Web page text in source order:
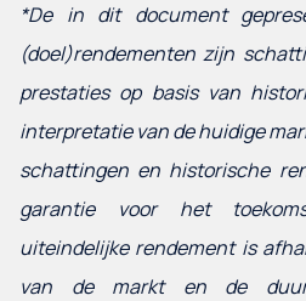
*De in dit document
(doel)rendementen zijn
prestaties op basis van
interpretatie van de huidige
schattingen en historische
garantie voor het
uiteindelijke rendement is
van de markt en de